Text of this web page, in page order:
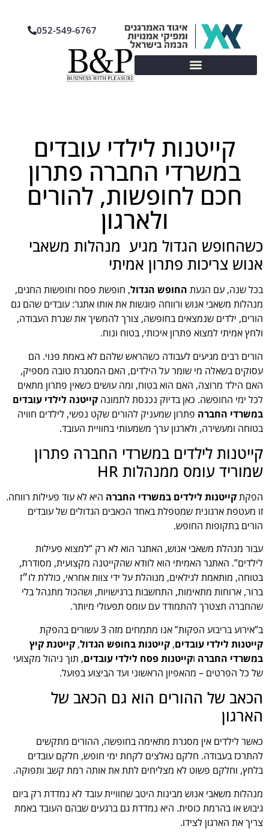
052-549-6767
קייטנות לילדי עובדים
במשרדי החברה פתרון
חכם לחופשות, להורים
ולארגון
כשהחופש הגדול מגיע מנהלות משאבי
אנוש צריכות פתרון אמיתי
בכל שנה, עם הגעת החופש הגדול, חופשת פסח וחופשות החגים,
מנהלות משאבי אנוש ורווחה פוגשות את אותו אתגר: עובדים שהם גם
הורים, ילדים שנמצאים בחופשה, צורך להמשיך את שגרת העבודה,
ולחץ אמיתי למצוא פתרון איכותי, בטוח ונוח.
הורים רבים מגיעים לעבודה כשהראש שלהם לא באמת פנוי. הם
עסוקים בשאלה מי שומר על הילדים, האם המסגרת טובה מספיק,
האם הילד מרוצה, האם הוא בטוח, ומה עושים כשאין פתרון מתאים
לכל ימי החופשה. כאן בדיוק נכנסת לתמונה קייטנה לילדי עובדים
במשרדי החברה פתרון שמעניק להורים שקט נפשי, לילדים חוויה
בטוחה ומעשירה, ולארגון ערך משמעותי בחוויית העובד.
קייטנות לילדים במשרדי החברה פתרון
שמוריד עומס ממנהלות HR
הפקתקייטנות לילדים במשרדי החברה היא לא עוד פעילות רווחה.
זו מעטפת ארגונית שמטפלת באחד הכאבים הגדולים של עובדים
הורים בתקופות החופש.
עבור מנהלת משאבי אנוש, האתגר הוא לא רק “למצוא פעילות
לילדים”. האתגר האמיתי הוא לוודא שהקייטנה מקצועית, מסודרת,
בטוחה, מותאמת לגילאים, מנוהלת על ידי צוות אחראי, כוללת לו״ז
ברור, ארוחות מתאימות, התחשבות ברגישויות, ושהכול מתנהל בלי
שהחברה תצטרך להתמודד עם עומס תפעולי מיותר.
ב”אירוע בריבוע הפקות” אנו מתמחים מזה 3 עשורים בהפקת
קייטנות לילדי עובדים, קייטנות בחופש הגדול, קייטנת קיץ
במשרדי החברה וקייטנות פסח לילדי עובדים, תוך ניהול מקצועי
של כל הפרטים – מהאפיון הראשוני ועד הביצוע בפועל.
הכאב של ההורים הוא גם הכאב של
הארגון
כאשר לילדים אין מסגרת מתאימה בחופשה, ההורים מתקשים
להתרכז בעבודה. חלקם נאלצים לקחת ימי חופש, חלקם עובדים
בלחץ, וחלקם פשוט לא מצליחים לתת את אותה רמת קשב ותפוקה.
מנהלות משאבי אנוש מבינות היטב שחוויית עובד לא נמדדת רק ביום
גיבוש או בהרמת כוסית. היא נמדדת גם ברגעים שבהם העובד באמת
צריך את הארגון לצידו.